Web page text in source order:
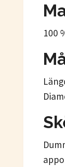
100